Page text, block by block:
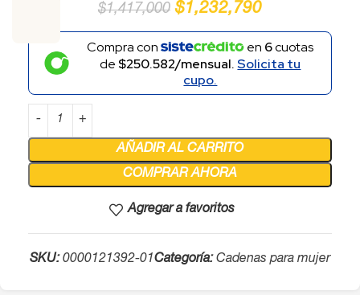
$1,417,000 $1,232,790
Compra con en 6cuotas
de $250.582/mensual.Solicita tu
cupo.
AÑADIR AL CARRITO
COMPRAR AHORA
Agregar a favoritos
SKU:0000121392-01Categoría: Cadenas para mujer